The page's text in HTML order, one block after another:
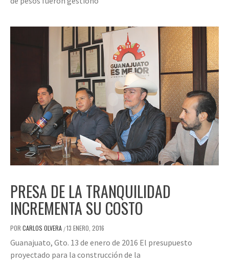
PRESA DE LA TRANQUILIDAD
INCREMENTA SU COSTO
POR CARLOS OLVERA /13 ENERO, 2016
Guanajuato, Gto. 13 de enero de 2016 El presupuesto
proyectado para la construcción de la